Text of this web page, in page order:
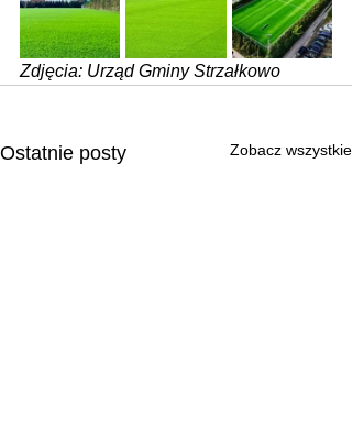
Zdjęcia: Urząd Gminy Strzałkowo
Ostatnie posty Zobacz wszystkie